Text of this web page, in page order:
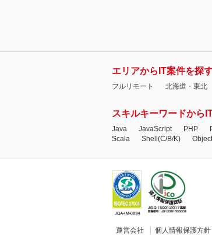
エリアからIT案件を探
フルリモート 北海道・東北
スキルキーワードから
Java JavaScript PHP
Scala
Shell(C/B/K)
運営会社 個人情報保護方針